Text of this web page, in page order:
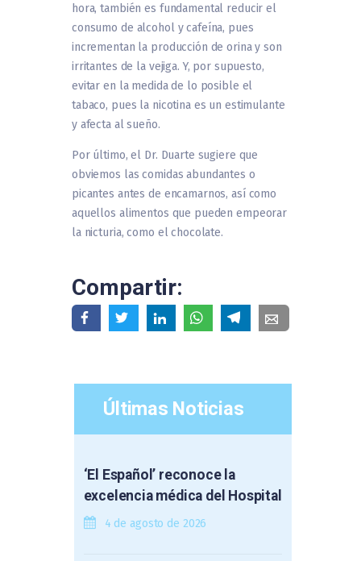
hora, también es fundamental reducir el
consumo de alcohol y cafeína, pues
incrementan la producción de orina y son
irritantes de la vejiga. Y, por supuesto,
evitar en la medida de lo posible el
tabaco, pues la nicotina es un estimulante
y afecta al sueño.
Por último, el Dr. Duarte sugiere que
obviemos las comidas abundantes o
picantes antes de encamarnos, así como
aquellos alimentos que pueden empeorar
la nicturia, como el chocolate.
Compartir:
Últimas Noticias
‘El Español’ reconoce la
excelencia médica del Hospital
4 de agosto de 2026